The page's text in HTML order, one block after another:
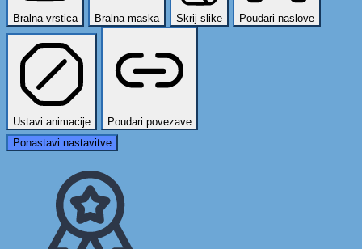
Bralna vrstica Bralna maska Skrij slike Poudari naslove
Ustavi animacije
Poudari povezave
Ponastavi nastavitve